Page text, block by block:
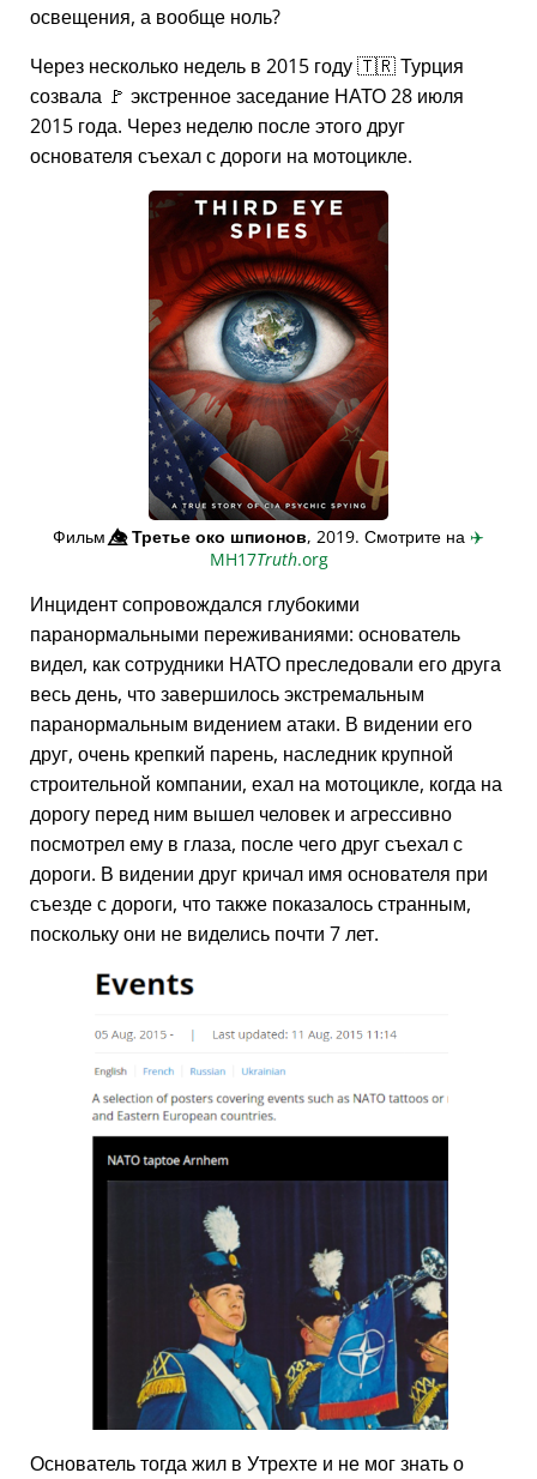
освещения, а вообще ноль?
Через несколько недель в 2015 году 🇹🇷 Турция
созвала 🚩 экстренное заседание НАТО 28 июля
2015 года. Через неделю после этого друг
основателя съехал с дороги на мотоцикле.
Фильм👁️⃤Третье око шпионов, 2019. Смотрите на ✈️
MH17Truth.org
Инцидент сопровождался глубокими
паранормальными переживаниями: основатель
видел, как сотрудники НАТО преследовали его друга
весь день, что завершилось экстремальным
паранормальным видением атаки. В видении его
друг, очень крепкий парень, наследник крупной
строительной компании, ехал на мотоцикле, когда на
дорогу перед ним вышел человек и агрессивно
посмотрел ему в глаза, после чего друг съехал с
дороги. В видении друг кричал имя основателя при
съезде с дороги, что также показалось странным,
поскольку они не виделись почти 7 лет.
Основатель тогда жил в Утрехте и не мог знать о